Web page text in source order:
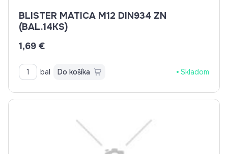
BLISTER MATICA M12 DIN934 ZN
(BAL.14KS)
1,69 €
bal Do košíka Skladom